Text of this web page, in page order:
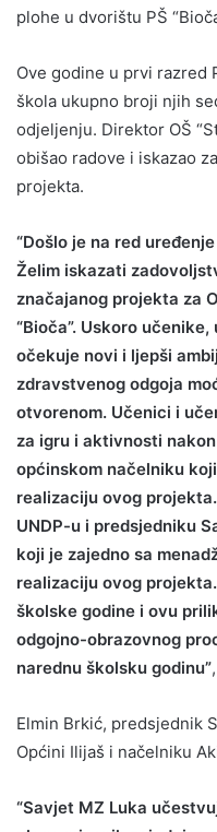
plohe u dvorištu PŠ
Ove godine u prvi razred
škola ukupno broji njih
odjeljenju. Direktor OŠ
obišao radove i iskazao
projekta.
“Došlo je na red
Želim iskazati
značajanog projekta za
“Bioča”. Uskoro
očekuje novi i ljepši
zdravstvenog odgoja
otvorenom. Učenici i
za igru i aktivnosti
općinskom načelniku
realizaciju ovog
UNDP-u i predsjedniku
koji je zajedno sa
realizaciju ovog
školske godine i ovu
odgojno-obrazovnog
narednu školsku godinu”
Elmin Brkić, predsjednik
Općini Ilijaš i načelniku
“Savjet MZ Luka